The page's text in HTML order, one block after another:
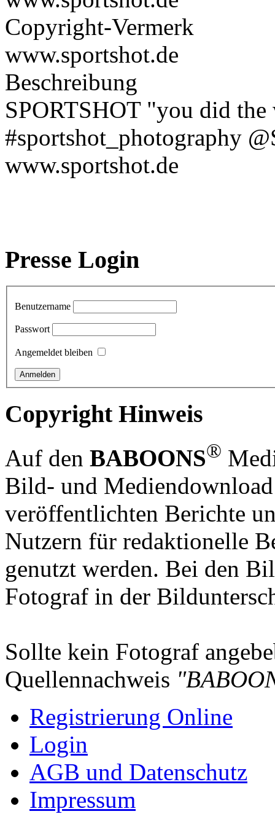
Copyright-Vermerk
www.sportshot.de
Beschreibung
SPORTSHOT "you did
#sportshot_photography
www.sportshot.de
Presse Login
Benutzername
Passwort
Angemeldet bleiben
Copyright Hinweis
Auf den BABOONS®
Bild- und
veröffentlichten Berichte
Nutzern für redaktionelle
genutzt werden. Bei den
Fotograf in der
Sollte kein Fotograf
Quellennachweis
Registrierung Online
Login
AGB und Datenschutz
Impressum